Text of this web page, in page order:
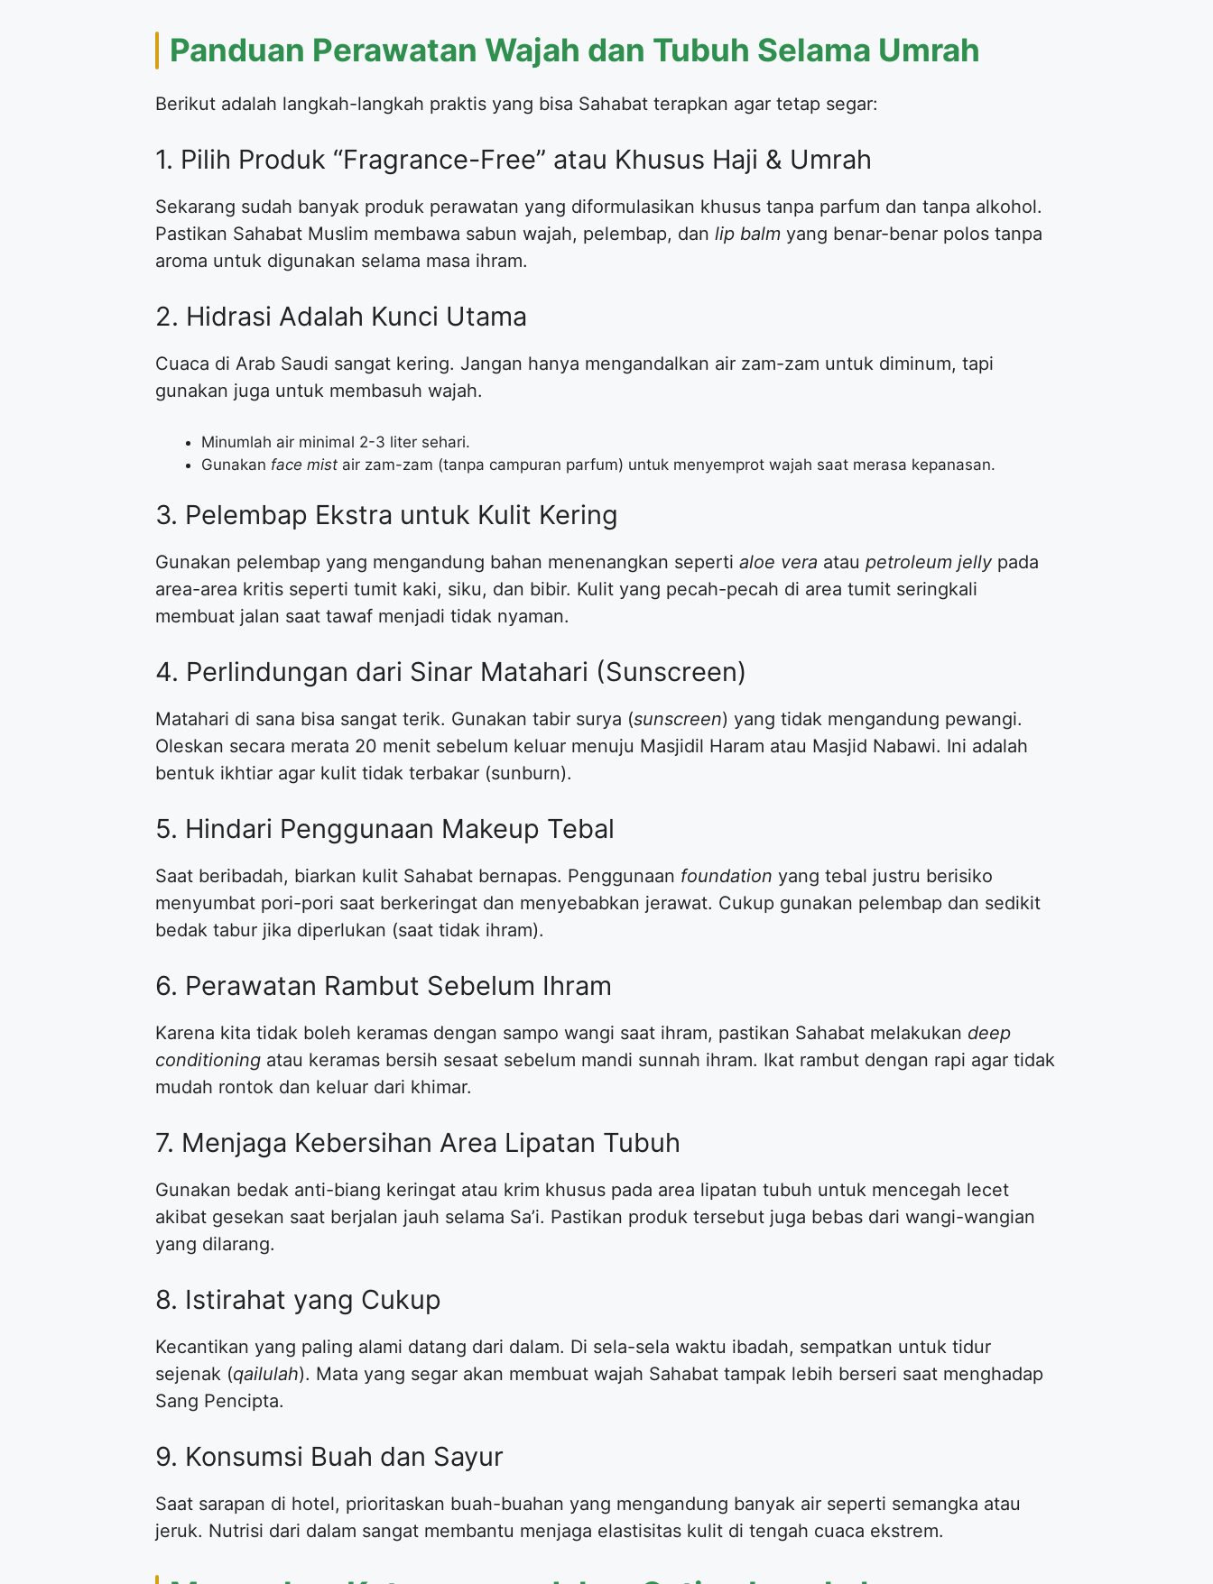
​Panduan Perawatan Wajah dan Tubuh Selama Umrah
​Berikut adalah langkah-langkah praktis yang bisa Sahabat terapkan agar tetap segar:
​1. Pilih Produk “Fragrance-Free” atau Khusus Haji & Umrah
​Sekarang sudah banyak produk perawatan yang diformulasikan khusus tanpa parfum dan tanpa alkohol.
Pastikan Sahabat Muslim membawa sabun wajah, pelembap, dan lip balm yang benar-benar polos tanpa
aroma untuk digunakan selama masa ihram.
​2. Hidrasi Adalah Kunci Utama
​Cuaca di Arab Saudi sangat kering. Jangan hanya mengandalkan air zam-zam untuk diminum, tapi
gunakan juga untuk membasuh wajah.
​Minumlah air minimal 2-3 liter sehari.
​Gunakan face mist air zam-zam (tanpa campuran parfum) untuk menyemprot wajah saat merasa kepanasan.
​3. Pelembap Ekstra untuk Kulit Kering
​Gunakan pelembap yang mengandung bahan menenangkan seperti aloe vera atau petroleum jellypada
area-area kritis seperti tumit kaki, siku, dan bibir. Kulit yang pecah-pecah di area tumit seringkali
membuat jalan saat tawaf menjadi tidak nyaman.
​4. Perlindungan dari Sinar Matahari (Sunscreen)
​Matahari di sana bisa sangat terik. Gunakan tabir surya (sunscreen) yang tidak mengandung pewangi.
Oleskan secara merata 20 menit sebelum keluar menuju Masjidil Haram atau Masjid Nabawi. Ini adalah
bentuk ikhtiar agar kulit tidak terbakar (sunburn).
​5. Hindari Penggunaan Makeup Tebal
​Saat beribadah, biarkan kulit Sahabat bernapas. Penggunaan foundation yang tebal justru berisiko
menyumbat pori-pori saat berkeringat dan menyebabkan jerawat. Cukup gunakan pelembap dan sedikit
bedak tabur jika diperlukan (saat tidak ihram).
​6. Perawatan Rambut Sebelum Ihram
​Karena kita tidak boleh keramas dengan sampo wangi saat ihram, pastikan Sahabat melakukan deep
conditioning atau keramas bersih sesaat sebelum mandi sunnah ihram. Ikat rambut dengan rapi agar tidak
mudah rontok dan keluar dari khimar.
​7. Menjaga Kebersihan Area Lipatan Tubuh
​Gunakan bedak anti-biang keringat atau krim khusus pada area lipatan tubuh untuk mencegah lecet
akibat gesekan saat berjalan jauh selama Sa’i. Pastikan produk tersebut juga bebas dari wangi-wangian
yang dilarang.
​8. Istirahat yang Cukup
​Kecantikan yang paling alami datang dari dalam. Di sela-sela waktu ibadah, sempatkan untuk tidur
sejenak (qailulah). Mata yang segar akan membuat wajah Sahabat tampak lebih berseri saat menghadap
Sang Pencipta.
​9. Konsumsi Buah dan Sayur
​Saat sarapan di hotel, prioritaskan buah-buahan yang mengandung banyak air seperti semangka atau
jeruk. Nutrisi dari dalam sangat membantu menjaga elastisitas kulit di tengah cuaca ekstrem.